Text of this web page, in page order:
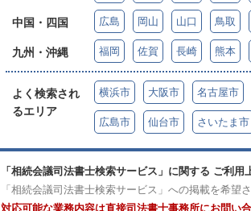
中国・四国 広島 岡山 山口 鳥取
九州・沖縄 福岡 佐賀 長崎 熊本
よく検索され
るエリア
横浜市 大阪市 名古屋市
広島市 仙台市 さいたま市
「相続会議司法書士検索サービス」に関する ご利用
「相続会議司法書士検索サービス」への掲載を希望
対応可能な業務内容は直接司法書士事務所にお問い